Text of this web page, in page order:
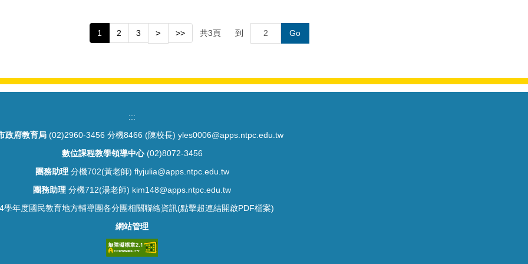
1 2 3 > >> 共3頁 到 Go
:::
政府教育局 (02)2960-3456 分機8466 (陳校長) yles0006@apps.ntpc.edu.tw
數位課程教學領導中心(02)8072-3456
團務助理分機702(黃老師) flyjulia@apps.ntpc.edu.tw
團務助理 分機712(湯老師) kim148@apps.ntpc.edu.tw
學年度國民教育地方輔導團各分團相關聯絡資訊(點擊超連結開啟PDF檔案)
網站管理